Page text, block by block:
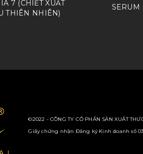
7 (CHIẾT XUẤT
THIÊN NHIÊN)
SERUM
©2022 - CÔNG TY CỔ PHẦN SẢN XUẤT
Giấy chứng nhận Đăng ký Kinh doanh số